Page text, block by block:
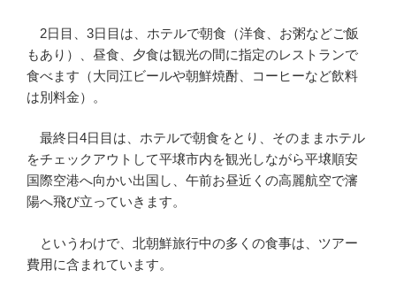
2日目、3日目は、ホテルで朝食（洋食、お粥などご飯
もあり）、昼食、夕食は観光の間に指定のレストランで
食べます（大同江ビールや朝鮮焼酎、コーヒーなど飲料
は別料金）。
最終日4日目は、ホテルで朝食をとり、そのままホテル
をチェックアウトして平壌市内を観光しながら平壌順安
国際空港へ向かい出国し、午前お昼近くの高麗航空で瀋
陽へ飛び立っていきます。
というわけで、北朝鮮旅行中の多くの食事は、ツアー
費用に含まれています。